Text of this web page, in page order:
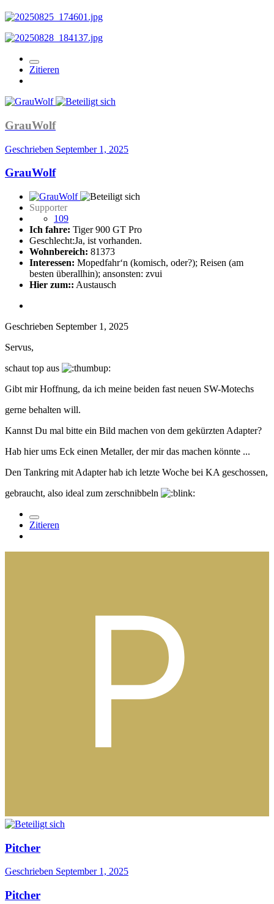
Zitieren
GrauWolf
Geschrieben September 1, 2025
GrauWolf
Supporter
109
Ich fahre: Tiger 900 GT Pro
Geschlecht:Ja, ist vorhanden.
Wohnbereich: 81373
Interessen: Mopedfahr‘n (komisch, oder?); Reisen (am
besten überallhin); ansonsten: zvui
Hier zum:: Austausch
Geschrieben September 1, 2025
Servus,
schaut top aus
Gibt mir Hoffnung, da ich meine beiden fast neuen SW-Motechs
gerne behalten will.
Kannst Du mal bitte ein Bild machen von dem gekürzten Adapter?
Hab hier ums Eck einen Metaller, der mir das machen könnte ...
Den Tankring mit Adapter hab ich letzte Woche bei KA geschossen,
gebraucht, also ideal zum zerschnibbeln
Zitieren
Pitcher
Geschrieben September 1, 2025
Pitcher